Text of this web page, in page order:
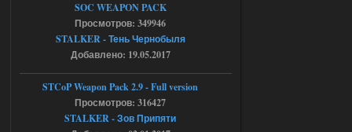
Ответить ➤
Объединенный Пак 2 + OGSR +
STCoP WP 3.4
andreyforest1993
вот ещё этот же трелер с
вашего сайта, https://stalker-
SOC WEAPON PACK
Просмотров: 349946
STALKER - Тень Чернобыля
Добавлено: 19.05.2017
STCoP Weapon Pack 2.9 - Full version
Просмотров: 316427
STALKER - Зов Припяти